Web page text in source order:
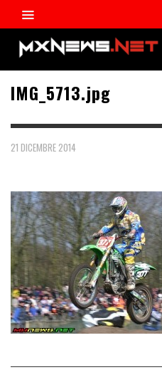
IMG_5713.jpg
21 DICEMBRE 2014